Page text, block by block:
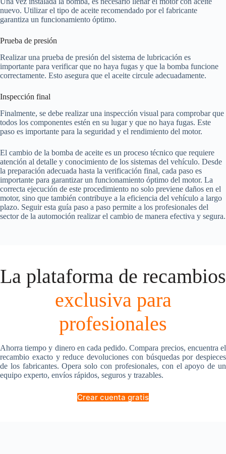
nuevo. Utilizar el tipo de aceite recomendado por el fabricante
garantiza un funcionamiento óptimo.
Prueba de presión
Realizar una prueba de presión del sistema de lubricación es
importante para verificar que no haya fugas y que la bomba funcione
correctamente. Esto asegura que el aceite circule adecuadamente.
Inspección final
Finalmente, se debe realizar una inspección visual para comprobar que
todos los componentes estén en su lugar y que no haya fugas. Este
paso es importante para la seguridad y el rendimiento del motor.
El cambio de la bomba de aceite es un proceso técnico que requiere
atención al detalle y conocimiento de los sistemas del vehículo. Desde
la preparación adecuada hasta la verificación final, cada paso es
importante para garantizar un funcionamiento óptimo del motor. La
correcta ejecución de este procedimiento no solo previene daños en el
motor, sino que también contribuye a la eficiencia del vehículo a largo
plazo. Seguir esta guía paso a paso permite a los profesionales del
sector de la automoción realizar el cambio de manera efectiva y segura.
La plataforma de recambios
exclusiva para
profesionales
Ahorra tiempo y dinero en cada pedido. Compara precios, encuentra el
recambio exacto y reduce devoluciones con búsquedas por despieces
de los fabricantes. Opera solo con profesionales, con el apoyo de un
equipo experto, envíos rápidos, seguros y trazables.
Crear cuenta gratis